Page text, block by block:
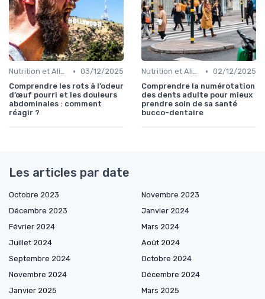
Nutrition et Alimentation Saine • 03/12/2025
Comprendre les rots à l’odeur
d’œuf pourri et les douleurs
abdominales : comment
réagir ?
Nutrition et Alimentation Saine • 02/12/2025
Comprendre la numérotation
des dents adulte pour mieux
prendre soin de sa santé
bucco-dentaire
Les articles par date
Octobre 2023
Novembre 2023
Décembre 2023
Janvier 2024
Février 2024
Mars 2024
Juillet 2024
Août 2024
Septembre 2024
Octobre 2024
Novembre 2024
Décembre 2024
Janvier 2025
Mars 2025